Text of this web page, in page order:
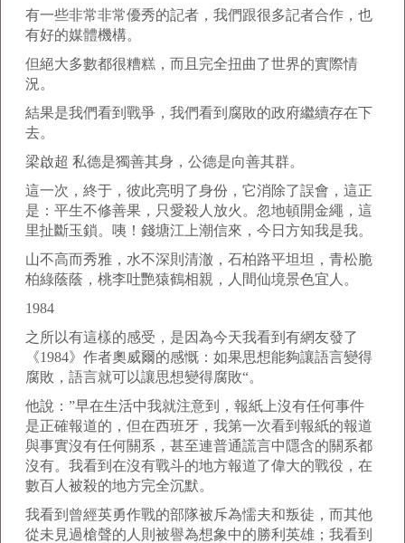
有一些非常非常優秀的記者，我們跟很多記者合作，也
有好的媒體機構。
但絕大多數都很糟糕，而且完全扭曲了世界的實際情
況。
結果是我們看到戰爭，我們看到腐敗的政府繼續存在下
去。
梁啟超 私德是獨善其身，公德是向善其群。
這一次，終于，彼此亮明了身份，它消除了誤會，這正
是：平生不修善果，只愛殺人放火。忽地頓開金繩，這
里扯斷玉鎖。咦！錢塘江上潮信來，今日方知我是我。
山不高而秀雅，水不深則清澈，石柏路平坦坦，青松脆
柏綠蔭蔭，桃李吐艷猿鶴相親，人間仙境景色宜人。
1984
之所以有這樣的感受，是因為今天我看到有網友發了
《1984》作者奧威爾的感慨：如果思想能夠讓語言變得
腐敗，語言就可以讓思想變得腐敗“。
他說：”早在生活中我就注意到，報紙上沒有任何事件
是正確報道的，但在西班牙，我第一次看到報紙的報道
與事實沒有任何關系，甚至連普通謊言中隱含的關系都
沒有。我看到在沒有戰斗的地方報道了偉大的戰役，在
數百人被殺的地方完全沉默。
我看到曾經英勇作戰的部隊被斥為懦夫和叛徒，而其他
從未見過槍聲的人則被譽為想象中的勝利英雄；我看到